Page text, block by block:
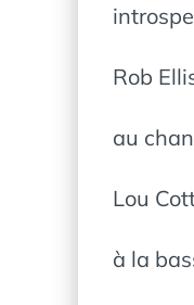
Rob
au
Lou
à la